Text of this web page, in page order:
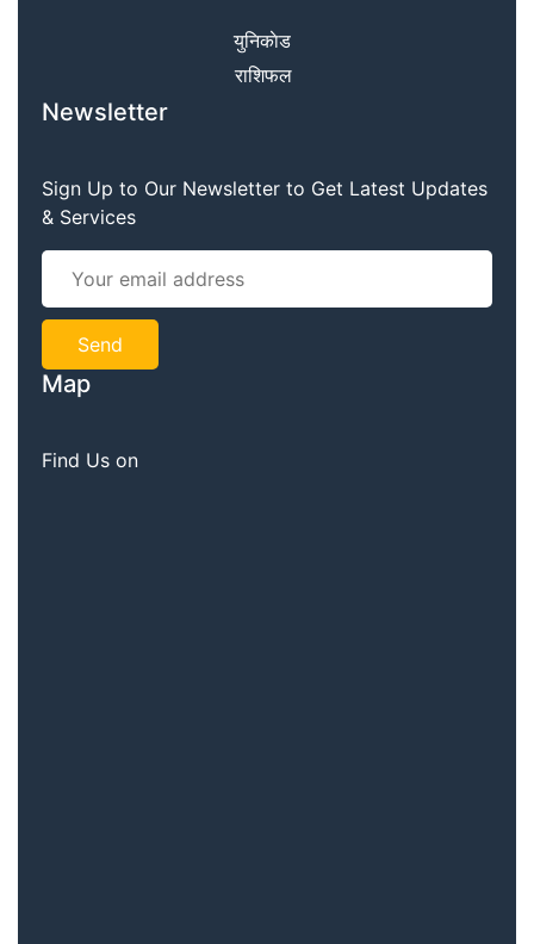
युनिकाेड
राशिफल
Newsletter
Sign Up to Our Newsletter to Get Latest Updates
& Services
Map
Find Us on